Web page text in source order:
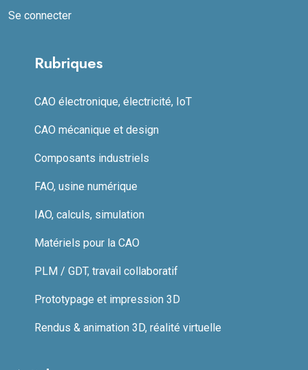
Se connecter
Rubriques
CAO électronique, électricité, IoT
CAO mécanique et design
Composants industriels
FAO, usine numérique
IAO, calculs, simulation
Matériels pour la CAO
PLM / GDT, travail collaboratif
Prototypage et impression 3D
Rendus & animation 3D, réalité virtuelle